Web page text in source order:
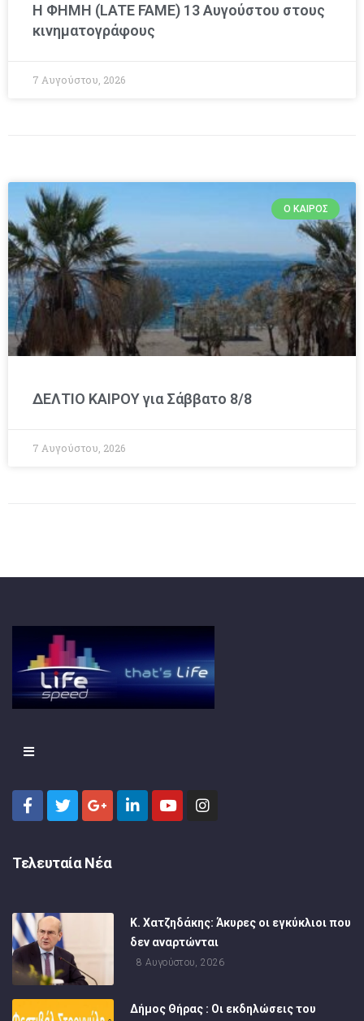
Η ΦΗΜΗ (LATE FAME) 13 Αυγούστου στους
κινηματογράφους
7 Αυγούστου, 2026
Ο ΚΑΙΡΌΣ
ΔΕΛΤΙΟ ΚΑΙΡΟΥ για Σάββατο 8/8
7 Αυγούστου, 2026
Τελευταία Νέα
Κ. Χατζηδάκης: Άκυρες οι εγκύκλιοι που
δεν αναρτώνται
8 Αυγούστου, 2026
Δήμος Θήρας : Οι εκδηλώσεις του